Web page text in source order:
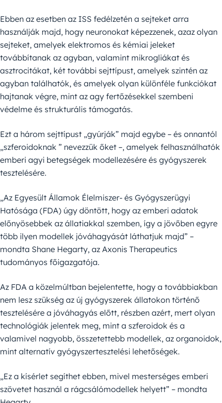
Ebben az esetben az ISS fedélzetén a sejteket arra
használják majd, hogy neuronokat képezzenek, azaz olyan
sejteket, amelyek elektromos és kémiai jeleket
továbbítanak az agyban, valamint mikrogliákat és
asztrocitákat, két további sejttípust, amelyek szintén az
agyban találhatók, és amelyek olyan különféle funkciókat
hajtanak végre, mint az agy fertőzésekkel szembeni
védelme és strukturális támogatás.
Ezt a három sejttípust „gyúrják” majd egybe – és onnantól
„szferoidoknak ” nevezzük őket –, amelyek felhasználhatók
emberi agyi betegségek modellezésére és gyógyszerek
tesztelésére.
„Az Egyesült Államok Élelmiszer- és Gyógyszerügyi
Hatósága (FDA) úgy döntött, hogy az emberi adatok
előnyösebbek az állatiakkal szemben, így a jövőben egyre
több ilyen modellek jóváhagyását láthatjuk majd” –
mondta Shane Hegarty, az Axonis Therapeutics
tudományos főigazgatója.
Az FDA a közelmúltban bejelentette, hogy a továbbiakban
nem lesz szükség az új gyógyszerek állatokon történő
tesztelésére a jóváhagyás előtt, részben azért, mert olyan
technológiák jelentek meg, mint a szferoidok és a
valamivel nagyobb, összetettebb modellek, az organoidok,
mint alternatív gyógyszertesztelési lehetőségek.
„Ez a kísérlet segíthet ebben, mivel mesterséges emberi
szövetet használ a rágcsálómodellek helyett” – mondta